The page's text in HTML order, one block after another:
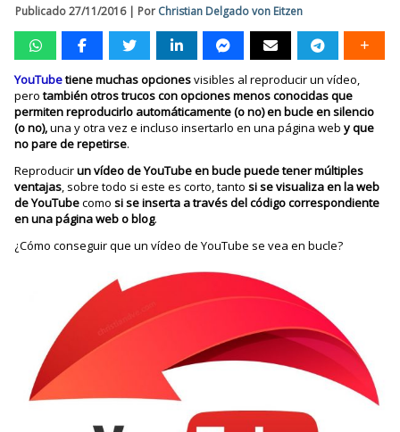
Publicado 27/11/2016| Por Christian Delgado von Eitzen
YouTubetiene muchas opcionesvisibles al reproducir un vídeo,
perotambién otros trucos con opciones menos conocidas que
permiten reproducirlo automáticamente (o no) en bucle en silencio
(o no),una y otra vez e incluso insertarlo en una página weby que
no pare de repetirse.
Reproducirun vídeo de YouTube en bucle puede tener múltiples
ventajas, sobre todo si este es corto, tantosi se visualiza en la web
de YouTubecomosi se inserta a través del código correspondiente
en una página web o blog.
¿Cómo conseguir que un vídeo de YouTube se vea en bucle?